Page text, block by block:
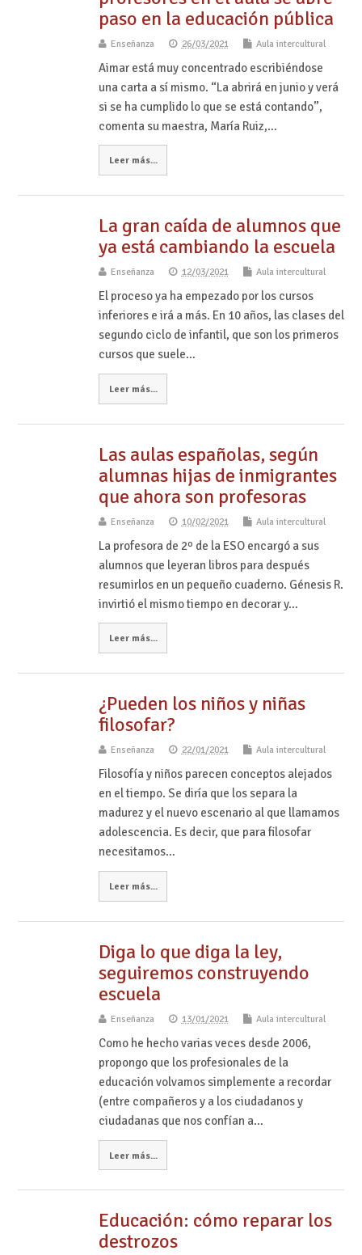
paso en la educación pública
Enseñanza 26/03/2021 Aula intercultural
Aimar está muy concentrado escribiéndose
una carta a sí mismo. “La abrirá en junio y verá
si se ha cumplido lo que se está contando”,
comenta su maestra, María Ruiz,…
Leer más...
La gran caída de alumnos que
ya está cambiando la escuela
Enseñanza 12/03/2021 Aula intercultural
El proceso ya ha empezado por los cursos
inferiores e irá a más. En 10 años, las clases del
segundo ciclo de infantil, que son los primeros
cursos que suele…
Leer más...
Las aulas españolas, según
alumnas hijas de inmigrantes
que ahora son profesoras
Enseñanza 10/02/2021 Aula intercultural
La profesora de 2º de la ESO encargó a sus
alumnos que leyeran libros para después
resumirlos en un pequeño cuaderno. Génesis R.
invirtió el mismo tiempo en decorar y…
Leer más...
¿Pueden los niños y niñas
filosofar?
Enseñanza 22/01/2021 Aula intercultural
Filosofía y niños parecen conceptos alejados
en el tiempo. Se diría que los separa la
madurez y el nuevo escenario al que llamamos
adolescencia. Es decir, que para filosofar
necesitamos…
Leer más...
Diga lo que diga la ley,
seguiremos construyendo
escuela
Enseñanza 13/01/2021 Aula intercultural
Como he hecho varias veces desde 2006,
propongo que los profesionales de la
educación volvamos simplemente a recordar
(entre compañeros y a los ciudadanos y
ciudadanas que nos confían a…
Leer más...
Educación: cómo reparar los
destrozos